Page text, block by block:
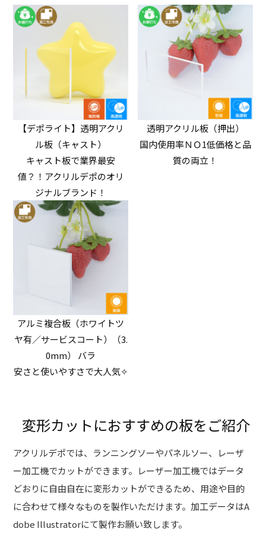
【デポライト】透明アクリ
ル板（キャスト）
キャスト板で業界最安
値？！アクリルデポのオリ
ジナルブランド！
透明アクリル板（押出）
国内使用率ＮＯ1低価格と品
質の両立！
アルミ複合板（ホワイトツ
ヤ有／サービスコート）（3.
0mm） バラ
安さと使いやすさで大人気✧
変形カットにおすすめの板をご紹介
アクリルデポでは、ランニングソーやパネルソー、レーザ
ー加工機でカットができます。レーザー加工機ではデータ
どおりに自由自在に変形カットができるため、用途や目的
に合わせて様々なものを製作いただけます。加工データはA
dobe Illustratorにて製作お願い致します。